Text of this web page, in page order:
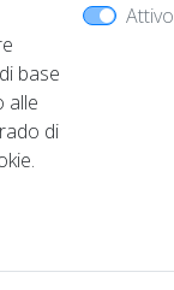
base
alle
di
Attivo